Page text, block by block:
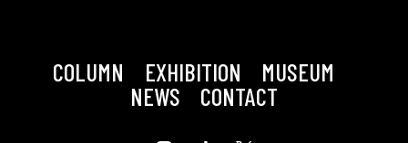
COLUMN EXHIBITION
MUSEUM
NEWS
CONTACT